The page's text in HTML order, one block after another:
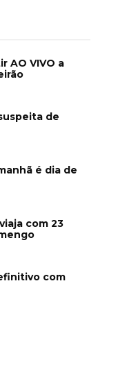
AO VIVO a
de
é dia de
com 23
com